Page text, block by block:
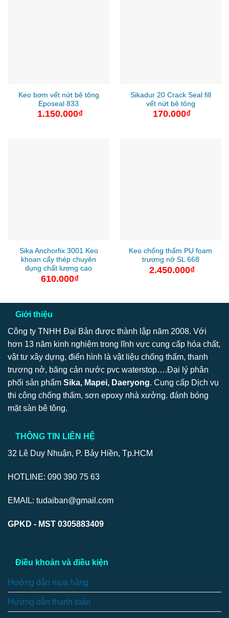
Keo bơm vết nứt bê tông
Eposeal 833
1.150.000₫
Sikadur 20 Crack Seal fill
vết nứt bê tông
170.000₫
Sika Anchorfix 3001 Keo
khoan cấy thép chuyên
dụng chất lượng cao
610.000₫
Keo chống thấm PU foam
trương nở SL 668
2.450.000₫
Giới thiệu
Công ty TNHH Đại Bản được thành lập năm 2008. Với
hơn 13 năm kinh nghiệm trong lĩnh vực cung cấp hóa chất,
vật tư xây dựng, điển hình là vật liệu chống thấm, thanh
trương nở, băng cản nước pvc waterstop….Đại lý phân
phối sản phẩm Sika, Mapei, Daeryong. Cung cấp Dịch vụ
thi công chống thấm, sơn epoxy nhà xưởng. đánh bóng
mặt sàn bê tông.
THÔNG TIN LIÊN HỆ
32 Lê Duy Nhuận, P. Bảy Hiền, Tp.HCM
HOTLINE: 090 390 75 63
EMAIL: tudaiban@gmail.com
GPKD - MST 0305883409
Điều khoản và điều kiện
Hướng dẫn mua hàng
Hướng dẫn thanh toán